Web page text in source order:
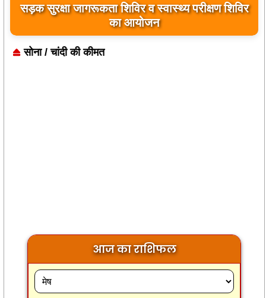
“संपूर्ण समाधान दिवस पर जिलाधिकारी ने तहसील भीटी में
सुनीं जनसमस्याएं
सोना / चांदी की कीमत
आज का राशिफल